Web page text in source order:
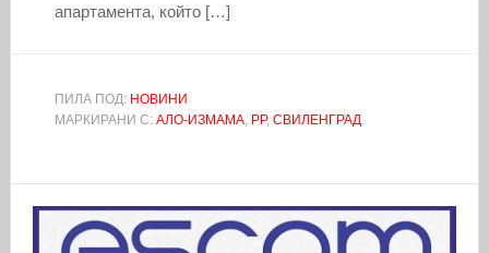
апартамента, който […]
ПИЛА ПОД: НОВИНИ
МАРКИРАНИ С: АЛО-ИЗМАМА, РР, СВИЛЕНГРАД